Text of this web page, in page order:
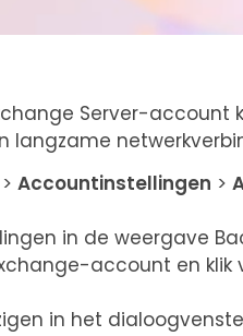
Server-
langzame
> Accountinstellingen >
account en klik